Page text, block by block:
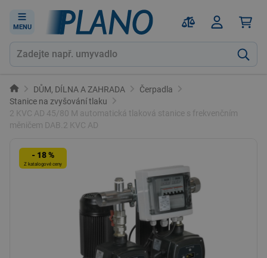
MENU
DŮM, DÍLNA A ZAHRADA
Čerpadla
Stanice na zvyšování tlaku
2 KVC AD 45/80 M automatická tlaková stanice s frekvenčním
měničem DAB.2 KVC AD
- 18 %
Z katalogové ceny